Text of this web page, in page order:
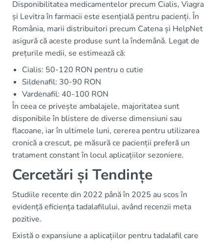
Disponibilitatea medicamentelor precum Cialis, Viagra
și Levitra în farmacii este esențială pentru pacienți. În
România, marii distribuitori precum Catena și HelpNet
asigură că aceste produse sunt la îndemână. Legat de
prețurile medii, se estimează că:
Cialis: 50-120 RON pentru o cutie
Sildenafil: 30-90 RON
Vardenafil: 40-100 RON
În ceea ce privește ambalajele, majoritatea sunt
disponibile în blistere de diverse dimensiuni sau
flacoane, iar în ultimele luni, cererea pentru utilizarea
cronică a crescut, pe măsură ce pacienții preferă un
tratament constant în locul aplicațiilor sezoniere.
Cercetări și Tendințe
Studiile recente din 2022 până în 2025 au scos în
evidență eficiența tadalafilului, având recenzii meta
pozitive.
Există o expansiune a aplicațiilor pentru tadalafil care